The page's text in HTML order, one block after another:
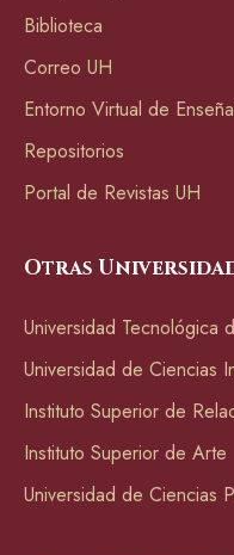
Biblioteca
Correo UH
Entorno Virtual de
Repositorios
Portal de Revistas UH
Otras
Universidad Tecnológica
Universidad de Ciencias
Instituto Superior de
Instituto Superior de Arte
Universidad de Ciencias